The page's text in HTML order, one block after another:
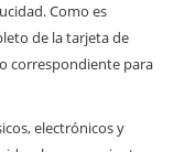
Como es
de la tarjeta de
correspondiente para
electrónicos y